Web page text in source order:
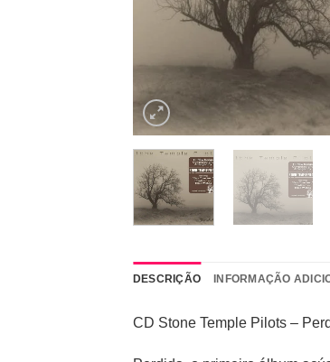
DESCRIÇÃO INFORMAÇÃO
CD Stone Temple Pilots –